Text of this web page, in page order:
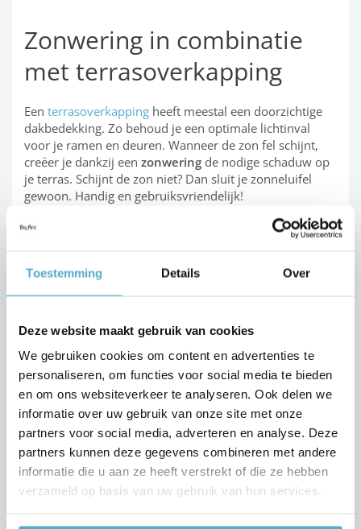
Toestemming Details Over
Deze website maakt gebruik van cookies
We gebruiken cookies om content en advertenties te
personaliseren, om functies voor social media te bieden
en om ons websiteverkeer te analyseren. Ook delen we
informatie over uw gebruik van onze site met onze
partners voor social media, adverteren en analyse. Deze
partners kunnen deze gegevens combineren met andere
informatie die u aan ze heeft verstrekt of die ze hebben
verzameld op basis van uw gebruik van hun services.
Zonwering in combinatie
met terrasoverkapping
Een terrasoverkapping heeft meestal een doorzichtige
dakbedekking. Zo behoud je een optimale lichtinval
voor je ramen en deuren. Wanneer de zon fel schijnt,
creëer je dankzij een zonwering de nodige schaduw op
je terras. Schijnt de zon niet? Dan sluit je zonneluifel
gewoon. Handig en gebruiksvriendelijk!
Onzezonneschermen
de uitval, de breedte als de kleur kies je zelf. Ons
aanbod framekleuren is zo groot – je kunt kiezen uit
meer dan 200 kleuren – dat je altijd een kleur vindt die
bij de stijl van je woning past. Spindopkleuring, waarbĳ
de kleurpigmenten al in de vezel worden opgenomen,
maakt de kleuren bovendien duurzaam helder.
Zonwering: duurzame
oplossing